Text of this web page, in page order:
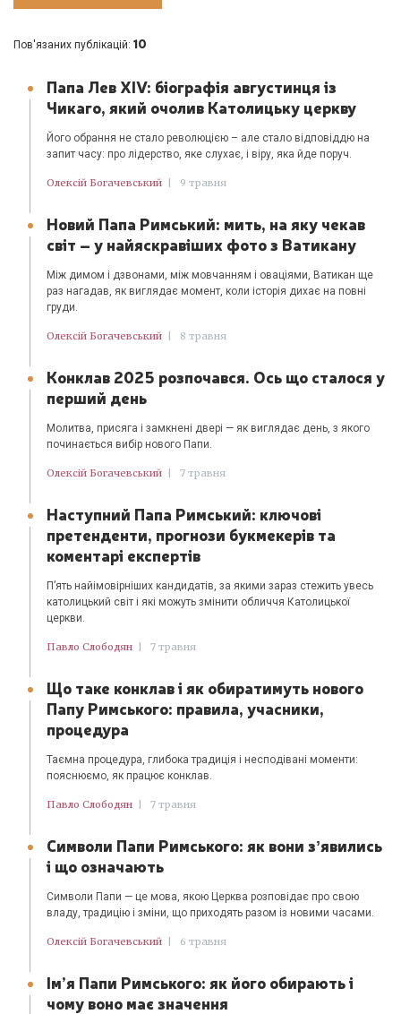
Пов'язаних публікацій: 10
Папа Лев XIV: біографія августинця із
Чикаго, який очолив Католицьку церкву
Його обрання не стало революцією – але стало відповіддю на
запит часу: про лідерство, яке слухає, і віру, яка йде поруч.
Олексій Богачевський | 9 травня
Новий Папа Римський: мить, на яку чекав
світ – у найяскравіших фото з Ватикану
Між димом і дзвонами, між мовчанням і оваціями, Ватикан ще
раз нагадав, як виглядає момент, коли історія дихає на повні
груди.
Олексій Богачевський | 8 травня
Конклав 2025 розпочався. Ось що сталося у
перший день
Молитва, присяга і замкнені двері — як виглядає день, з якого
починається вибір нового Папи.
Олексій Богачевський | 7 травня
Наступний Папа Римський: ключові
претенденти, прогнози букмекерів та
коментарі експертів
П’ять найімовірніших кандидатів, за якими зараз стежить увесь
католицький світ і які можуть змінити обличчя Католицької
церкви.
Павло Слободян | 7 травня
Що таке конклав і як обиратимуть нового
Папу Римського: правила, учасники,
процедура
Таємна процедура, глибока традиція і несподівані моменти:
пояснюємо, як працює конклав.
Павло Слободян | 7 травня
Символи Папи Римського: як вони зʼявились
і що означають
Символи Папи — це мова, якою Церква розповідає про свою
владу, традицію і зміни, що приходять разом із новими часами.
Олексій Богачевський | 6 травня
Ім’я Папи Римського: як його обирають і
чому воно має значення